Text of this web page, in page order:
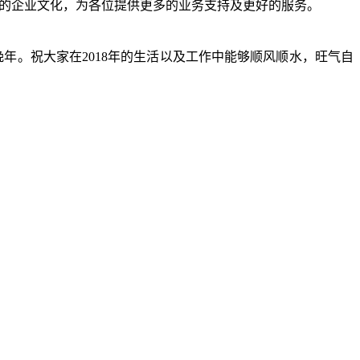
业文化，为各位提供更多的业务支持及更好的服务。
。祝大家在2018年的生活以及工作中能够顺风顺水，旺气自